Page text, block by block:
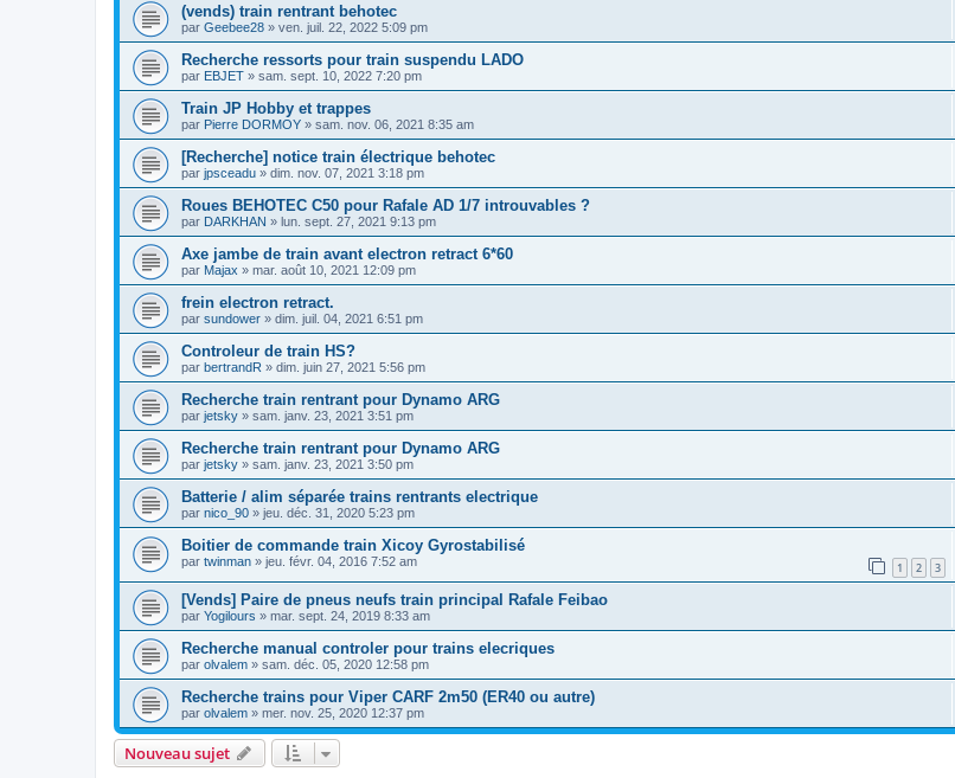
(vends) train rentrant behotec
par Geebee28 » ven. juil. 22, 2022 5:09 pm
Recherche ressorts pour train suspendu LADO
par EBJET » sam. sept. 10, 2022 7:20 pm
Train JP Hobby et trappes
par Pierre DORMOY » sam. nov. 06, 2021 8:35 am
[Recherche] notice train électrique behotec
par jpsceadu » dim. nov. 07, 2021 3:18 pm
Roues BEHOTEC C50 pour Rafale AD 1/7 introuvables ?
par DARKHAN » lun. sept. 27, 2021 9:13 pm
Axe jambe de train avant electron retract 6*60
par Majax » mar. août 10, 2021 12:09 pm
frein electron retract.
par sundower » dim. juil. 04, 2021 6:51 pm
Controleur de train HS?
par bertrandR » dim. juin 27, 2021 5:56 pm
Recherche train rentrant pour Dynamo ARG
par jetsky » sam. janv. 23, 2021 3:51 pm
Recherche train rentrant pour Dynamo ARG
par jetsky » sam. janv. 23, 2021 3:50 pm
Batterie / alim séparée trains rentrants electrique
par nico_90 » jeu. déc. 31, 2020 5:23 pm
Boitier de commande train Xicoy Gyrostabilisé
par twinman » jeu. févr. 04, 2016 7:52 am 1 2 3
[Vends] Paire de pneus neufs train principal Rafale Feibao
par Yogilours » mar. sept. 24, 2019 8:33 am
Recherche manual controler pour trains elecriques
par olvalem » sam. déc. 05, 2020 12:58 pm
Recherche trains pour Viper CARF 2m50 (ER40 ou autre)
par olvalem » mer. nov. 25, 2020 12:37 pm
Nouveau sujet